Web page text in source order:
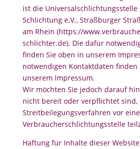
ist die
Schlichtung e.V., Straßburger
am Rhein (https://
schlichter.de). Die dafür
finden Sie oben in unserem
notwendigen Kontaktdaten finden
unserem Impressum.
Wir möchten Sie jedoch darauf
nicht bereit oder verpflichtet sind,
Streitbeilegungsverfahren vor
Verbraucherschlichtungsstelle
Haftung für Inhalte dieser Website